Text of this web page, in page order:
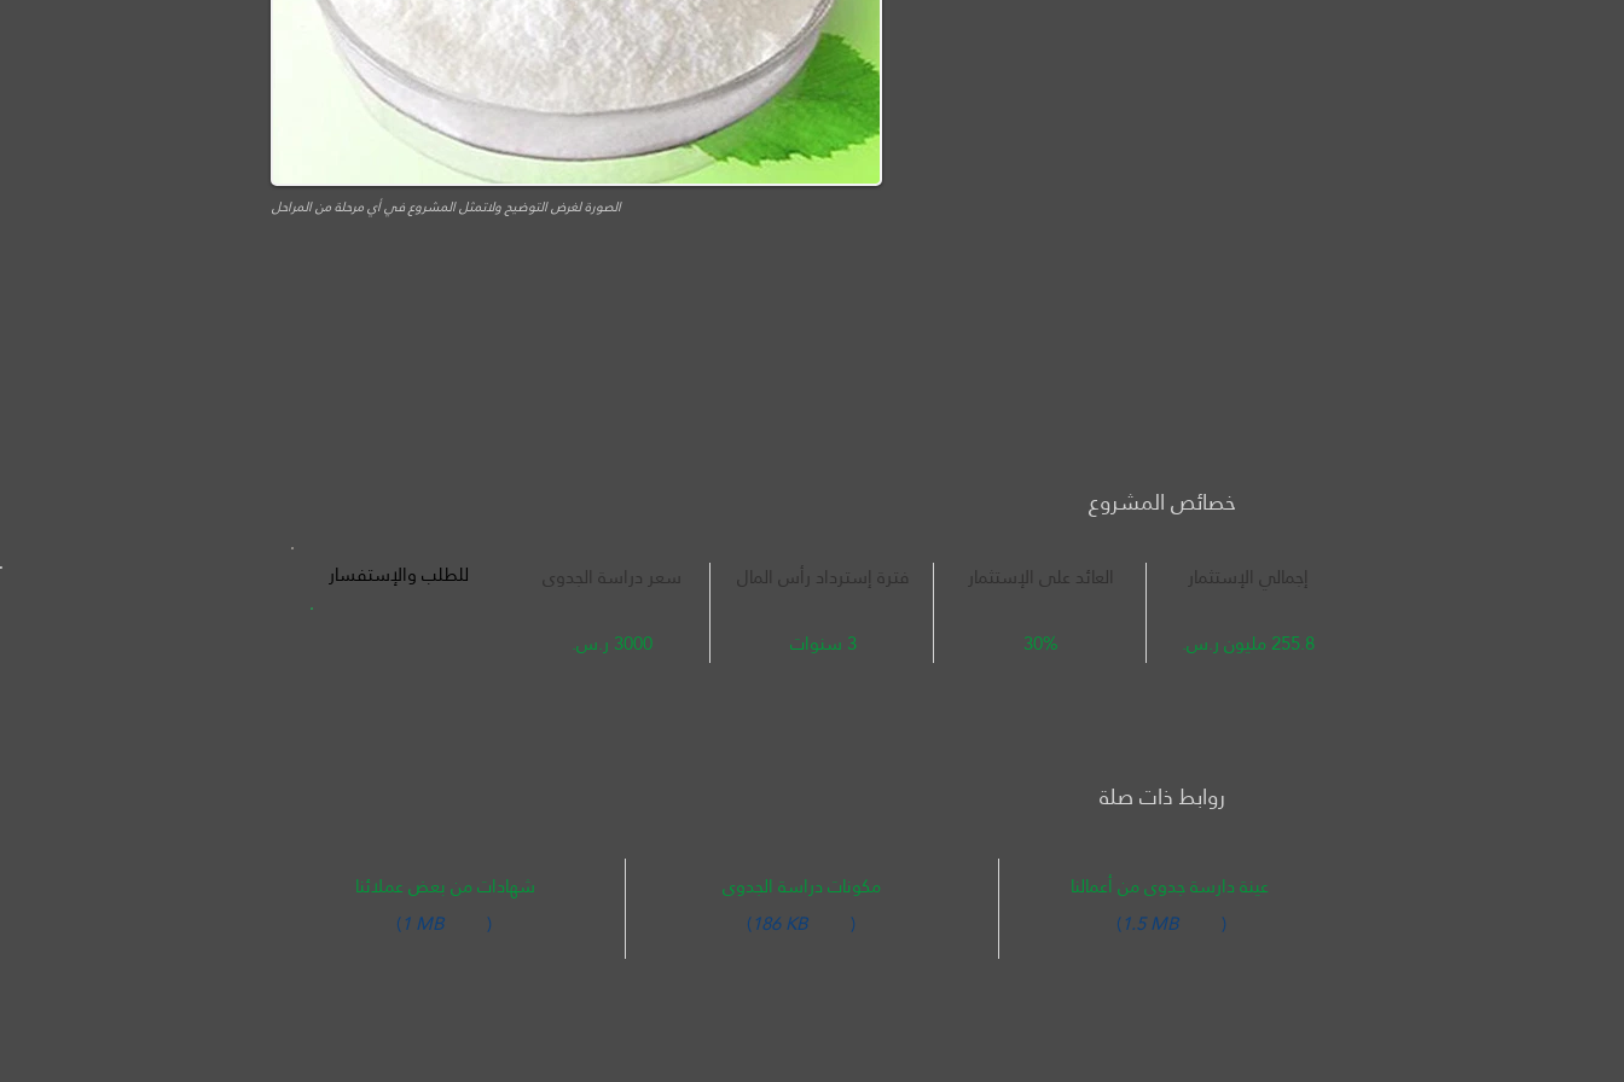
الصورة لغرض التوضيح ولاتمثل المشروع في أي مرحلة من المراحل
للطلب والإستفسار سعر دراسة الجدوى فترة إسترداد رأس المال العائد على الإستثمار
إجمالي الإستثمار
3000 ر.س.
3 سنوات 30% 255.8 مليون ر.س.
خصائص المشروع
شهادات من بعض عملائنا
(1 MB )
مكونات دراسة الجدوى
(186 KB )
عينة دارسة جدوى من أعمالنا
(1.5 MB )
روابط ذات صلة